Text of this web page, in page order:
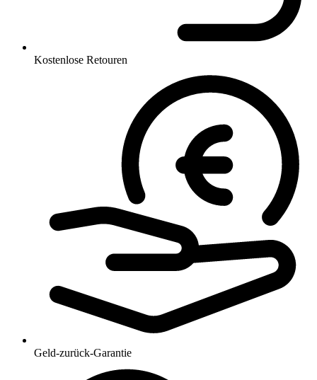
Kostenlose Retouren
Geld-zurück-Garantie